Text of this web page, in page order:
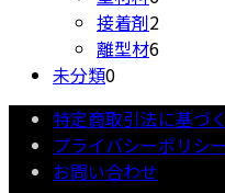
商
品
の
商
個
の
品
接着剤22
個
商
品
離型材66
の
商
品
未分類00
個
の
商
品
特定商取引法に基づ
プライバシーポリシー
お問い合わせ